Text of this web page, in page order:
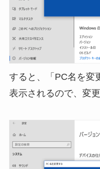
すると、「PC名を変
表示されるので、変